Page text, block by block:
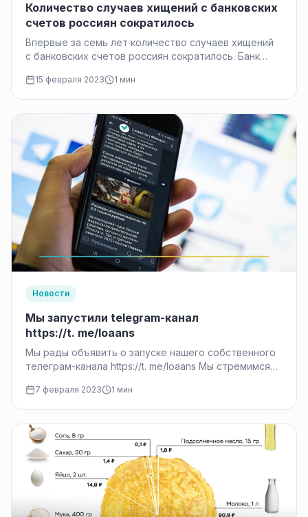
Количество случаев хищений с банковских
счетов россиян сократилось
Впервые за семь лет количество случаев хищений
с банковских счетов россиян сократилось. Банк
756 000 мошеннических телефонных номеров, что…
15 февраля 2023 1 мин
Новости
Мы запустили telegram-канал
https://t. me/loaans
Мы рады объявить о запуске нашего собственного
телеграм-канала https://t. me/loaans Мы стремимся
финансовые новости и информацию из первых
уст, этот…
7 февраля 2023 1 мин